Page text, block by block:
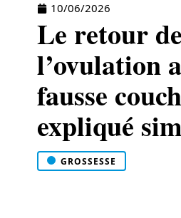
10/06/2026
Le retour de
l’ovulation
fausse
expliqué
GROSSESSE